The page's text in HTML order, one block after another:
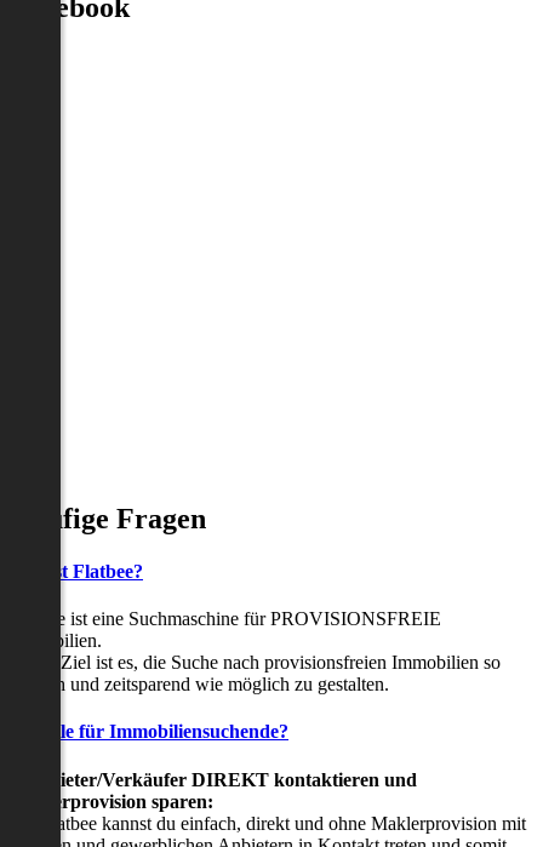
Facebook
Häufige Fragen
Was ist Flatbee?
Flatbee ist eine Suchmaschine für PROVISIONSFREIE
Immobilien.
Unser Ziel ist es, die Suche nach provisionsfreien Immobilien so
einfach und zeitsparend wie möglich zu gestalten.
Vorteile für Immobiliensuchende?
Viermieter/Verkäufer DIREKT kontaktieren und
Maklerprovision sparen:
Mit Flatbee kannst du einfach, direkt und ohne Maklerprovision mit